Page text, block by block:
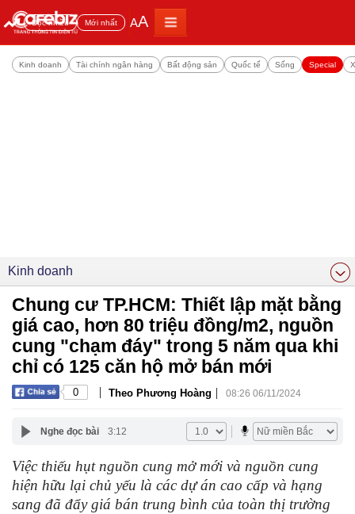
Đọc nhiều Mới nhất AA
Kinh doanh Tài chính ngân hàng Bất động sản Quốc tế Sống Special
Kinh doanh
Chung cư TP.HCM: Thiết lập mặt bằng
giá cao, hơn 80 triệu đồng/m2, nguồn
cung "chạm đáy" trong 5 năm qua khi
chỉ có 125 căn hộ mở bán mới
0 | Theo Phương Hoàng | 08:26 06/11/2024
Nghe đọc bài 3:12
Việc thiếu hụt nguồn cung mở mới và nguồn cung
hiện hữu lại chủ yếu là các dự án cao cấp và hạng
sang đã đẩy giá bán trung bình của toàn thị trường